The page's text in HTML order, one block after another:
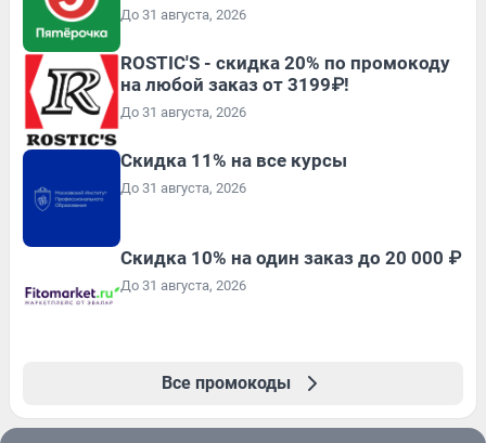
До 31 августа, 2026
ROSTIC'S - скидка 20% по промокоду
на любой заказ от 3199₽!
До 31 августа, 2026
Скидка 11% на все курсы
До 31 августа, 2026
Скидка 10% на один заказ до 20 000 ₽
До 31 августа, 2026
Все промокоды